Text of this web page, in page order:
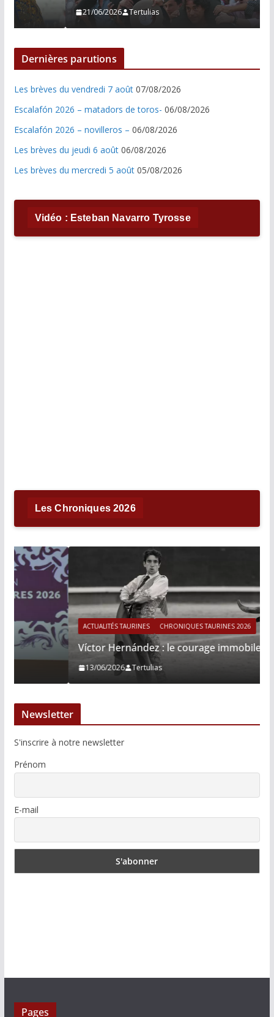
21/06/2026 Tertulias
Dernières parutions
Les brèves du vendredi 7 août 07/08/2026
Escalafón 2026 – matadors de toros- 06/08/2026
Escalafón 2026 – novilleros – 06/08/2026
Les brèves du jeudi 6 août 06/08/2026
Les brèves du mercredi 5 août 05/08/2026
Vidéo : Esteban Navarro Tyrosse
Les Chroniques 2026
ACTUALITÉS TAURINES CHRONIQUES TAURINES 2026
Víctor Hernández : le courage immobile
Tertulias
Newsletter
S'inscrire à notre newsletter
Prénom
E-mail
Pages